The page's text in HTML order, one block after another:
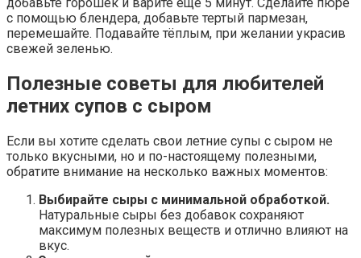
добавьте горошек и варите ещё 5 минут. Сделайте пюре
с помощью блендера, добавьте тертый пармезан,
перемешайте. Подавайте тёплым, при желании украсив
свежей зеленью.
Полезные советы для любителей
летних супов с сыром
Если вы хотите сделать свои летние супы с сыром не
только вкусными, но и по-настоящему полезными,
обратите внимание на несколько важных моментов:
Выбирайте сыры с минимальной обработкой.
Натуральные сыры без добавок сохраняют
максимум полезных веществ и отлично влияют на
вкус.